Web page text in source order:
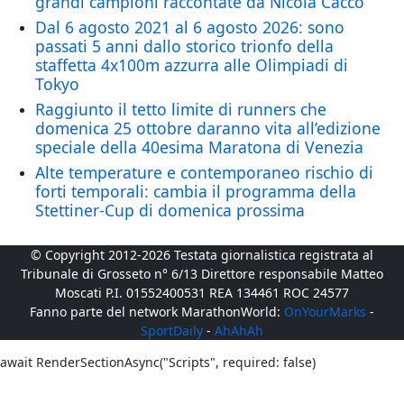
Dal 6 agosto 2021 al 6 agosto 2026: sono
passati 5 anni dallo storico trionfo della
staffetta 4x100m azzurra alle Olimpiadi di
Tokyo
Raggiunto il tetto limite di runners che
domenica 25 ottobre daranno vita all’edizione
speciale della 40esima Maratona di Venezia
Alte temperature e contemporaneo rischio di
forti temporali: cambia il programma della
Stettiner-Cup di domenica prossima
© Copyright 2012-2026 Testata giornalistica registrata al
Tribunale di Grosseto n° 6/13 Direttore responsabile Matteo
Moscati P.I. 01552400531 REA 134461 ROC 24577
Fanno parte del network MarathonWorld: OnYourMarks -
SportDaily - AhAhAh
await RenderSectionAsync("Scripts", required: false)